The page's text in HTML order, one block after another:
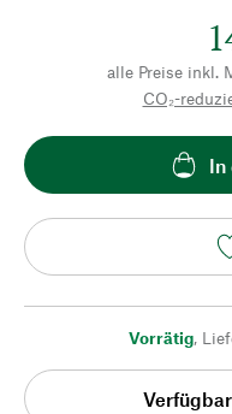
alle Preise inkl.
CO₂-
In
Vorrätig,